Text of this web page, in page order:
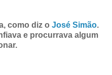
como diz o José Simão.
e procurrava algum